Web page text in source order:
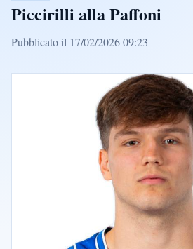
Piccirilli alla Paffoni
Pubblicato il 17/02/2026 09:23